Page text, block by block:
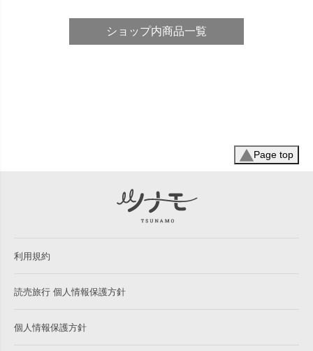
ショップ内商品一覧
Page top
利用規約
読売旅行 個人情報保護方針
個人情報保護方針